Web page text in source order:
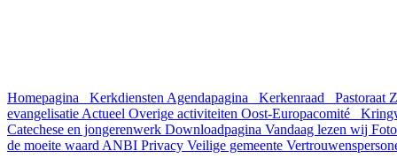
Homepagina Kerkdiensten Agendapagina Kerkenraad Pastoraat
evangelisatie Actueel Overige activiteiten Oost-Europacomité
Catechese en jongerenwerk Downloadpagina Vandaag lezen wij
de moeite waard ANBI Privacy Veilige gemeente